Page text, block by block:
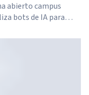
abierto campus
bots de IA para
ni tareas